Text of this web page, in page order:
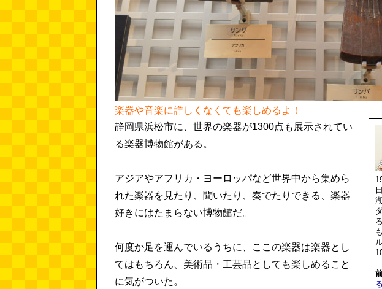
楽器や音楽に詳しくなくても楽しめるよ！
静岡県浜松市に、世界の楽器が1300点も展示されてい
る楽器博物館がある。
アジアやアフリカ・ヨーロッパなど世界中から集めら
れた楽器を見たり、聞いたり、奏でたりできる、楽器
好きにはたまらない博物館だ。
何度か足を運んでいるうちに、ここの楽器は楽器とし
てはもちろん、美術品・工芸品としても楽しめること
に気がついた。
る